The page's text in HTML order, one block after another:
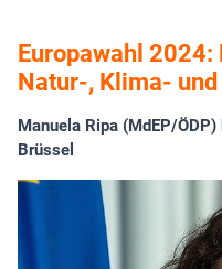
Europawahl
Natur-, Klima-
Manuela Ripa (MdEP/
Brüssel